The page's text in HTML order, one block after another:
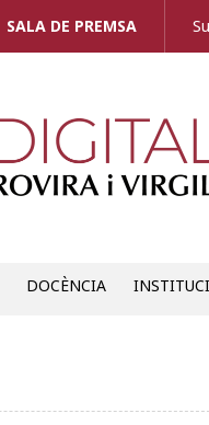
SALA DE PREMSA
DOCÈNCIA